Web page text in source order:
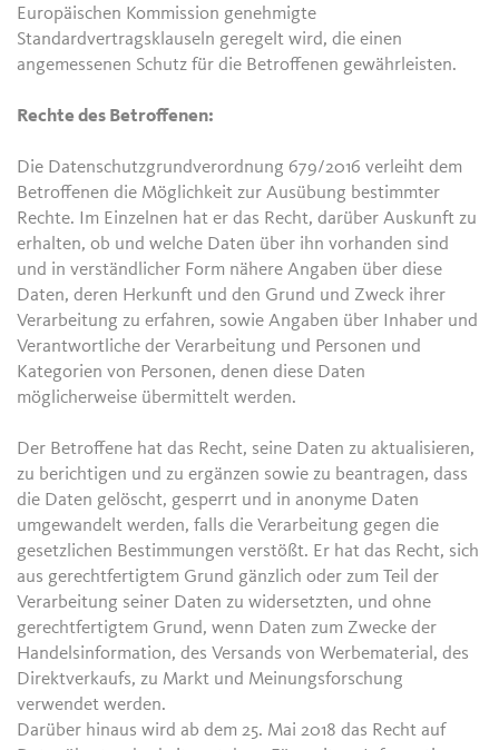
Europäischen Kommission genehmigte
Standardvertragsklauseln geregelt wird, die einen
angemessenen Schutz für die Betroffenen gewährleisten.
Rechte des Betroffenen:
Die Datenschutzgrundverordnung 679/2016 verleiht dem
Betroffenen die Möglichkeit zur Ausübung bestimmter
Rechte. Im Einzelnen hat er das Recht, darüber Auskunft zu
erhalten, ob und welche Daten über ihn vorhanden sind
und in verständlicher Form nähere Angaben über diese
Daten, deren Herkunft und den Grund und Zweck ihrer
Verarbeitung zu erfahren, sowie Angaben über Inhaber und
Verantwortliche der Verarbeitung und Personen und
Kategorien von Personen, denen diese Daten
möglicherweise übermittelt werden.
Der Betroffene hat das Recht, seine Daten zu aktualisieren,
zu berichtigen und zu ergänzen sowie zu beantragen, dass
die Daten gelöscht, gesperrt und in anonyme Daten
umgewandelt werden, falls die Verarbeitung gegen die
gesetzlichen Bestimmungen verstößt. Er hat das Recht, sich
aus gerechtfertigtem Grund gänzlich oder zum Teil der
Verarbeitung seiner Daten zu widersetzten, und ohne
gerechtfertigtem Grund, wenn Daten zum Zwecke der
Handelsinformation, des Versands von Werbematerial, des
Direktverkaufs, zu Markt und Meinungsforschung
verwendet werden.
Darüber hinaus wird ab dem 25. Mai 2018 das Recht auf